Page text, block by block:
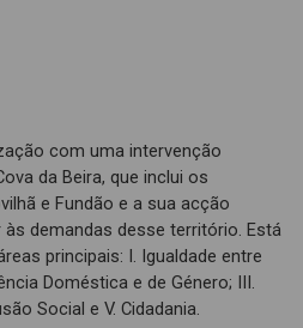
com uma intervenção
da Beira, que inclui os
e Fundão e a sua acção
demandas desse território. Está
principais: I. Igualdade entre
Doméstica e de Género; III.
Social e V. Cidadania.